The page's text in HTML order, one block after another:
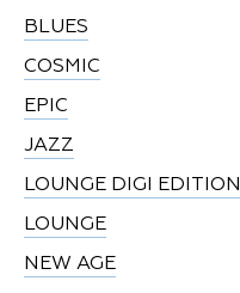
BLUES
COSMIC
EPIC
JAZZ
LOUNGE DIGI EDITION
LOUNGE
NEW AGE